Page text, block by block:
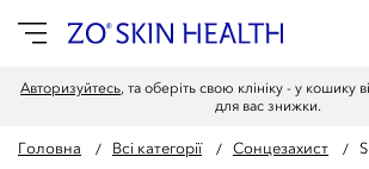
Авторизуйтесь, та оберіть свою клініку - у кошику
для вас знижки.
Головна Всі категорії Сонцезахист